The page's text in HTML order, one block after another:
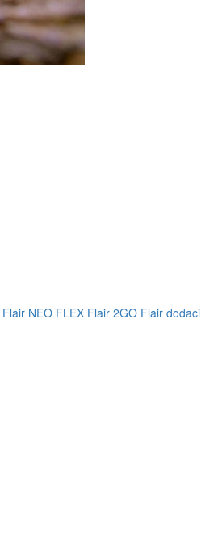
Flair NEO FLEX Flair 2GO Flair dodaci